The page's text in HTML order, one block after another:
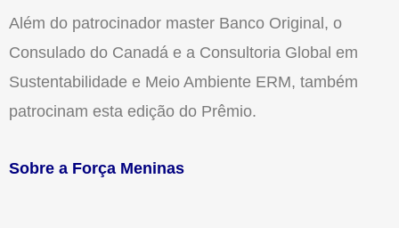
Além do patrocinador master Banco Original, o
Consulado do Canadá e a Consultoria Global em
Sustentabilidade e Meio Ambiente ERM, também
patrocinam esta edição do Prêmio.
Sobre a Força Meninas